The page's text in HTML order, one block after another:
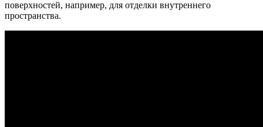
поверхностей, например, для отделки внутреннего
пространства.